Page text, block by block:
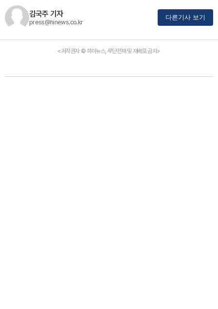
김국주 기자
press@hinews.co.kr
다른기사 보기
<저작권자 © 하이뉴스, 무단전재 및 재배포 금지>